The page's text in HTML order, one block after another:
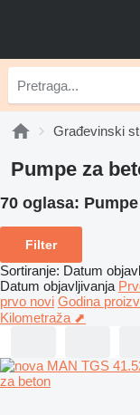
Građevinski
Pumpe za
70 oglasa:
Filter
Sortiranje: Datum
Datum objavljivanja
prvo novi Godina
Kilometraža ⬈